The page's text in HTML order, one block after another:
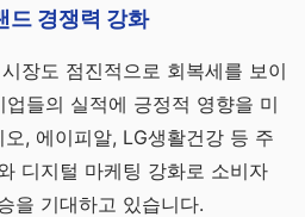
드 경쟁력 강화
장도 점진적으로 회복세를 보이
들의 실적에 긍정적 영향을 미
, 에이피알, LG생활건강 등 주
디지털 마케팅 강화로 소비자
을 기대하고 있습니다.